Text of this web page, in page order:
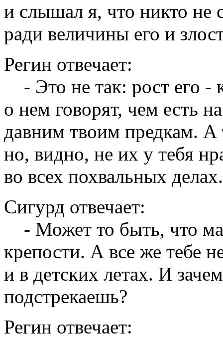
и слышал я, что никто не
ради величины его и
Регин отвечает:
- Это не так: рост его -
о нем говорят, чем есть
давним твоим предкам. А
но, видно, не их у тебя
во всех похвальных делах.
Сигурд отвечает:
- Может то быть, что
крепости. А все же тебе
и в детских летах. И
подстрекаешь?
Регин отвечает: